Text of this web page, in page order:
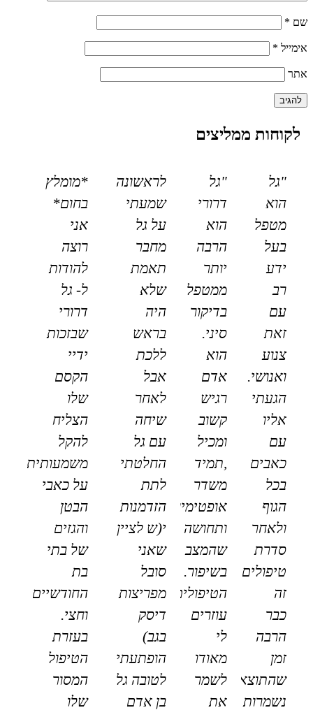
שם *
אימייל *
אתר
לקוחות ממליצים
"גל
הוא
מטפל
בעל
ידע
רב
עם
זאת
צנוע
ואנושי.
הגעתי
אליו
עם
כאבים
בכל
הגוף
ולאחר
סדרת
טיפולים
זה
כבר
הרבה
זמן
שהתוצאות
נשמרות
"גל
דרורי
הוא
הרבה
יותר
ממטפל
בדיקור
סיני.
הוא
אדם
רגיש
קשוב
ומכיל
,תמיד
משדר
אופטימיות
ותחושה
שהמצב
בשיפור.
הטיפולים
עוזרים
לי
מאודו
לשמר
את
לראשונה
שמעתי
על גל
מחבר
תאמת
שלא
היה
בראש
ללכת
אבל
לאחר
שיחה
עם גל
החלטתי
לתת
הזדמנות
י(ש לציין
שאני
סובל
מפריצות
דיסק
בגב)
הופתעתי
לטובה גל
בן אדם
*מומלץ
בחום*
אני
רוצה
להודות
ל- גל
דרורי
שבזכות
ידיי
הקסם
שלו
הצליח
להקל
משמעותית
על כאבי
הבטן
והגזים
של בתי
בת
החודשיים
וחצי.
בעזרת
הטיפול
המסור
שלו